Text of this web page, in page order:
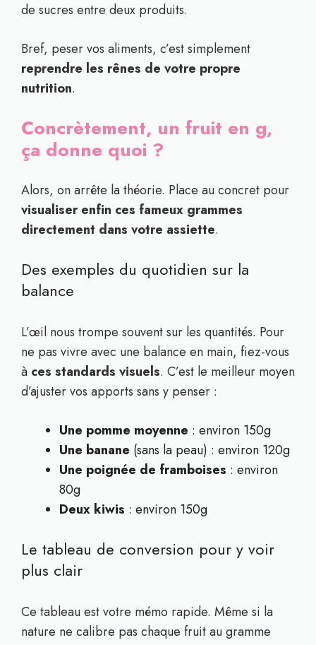
de sucres entre deux produits.
Bref, peser vos aliments, c’est simplement
reprendre les rênes de votre propre
nutrition.
Concrètement, un fruit en g,
ça donne quoi ?
Alors, on arrête la théorie. Place au concret pour
visualiser enfin ces fameux grammes
directement dans votre assiette.
Des exemples du quotidien sur la
balance
L’œil nous trompe souvent sur les quantités. Pour
ne pas vivre avec une balance en main, fiez-vous
à ces standards visuels. C’est le meilleur moyen
d’ajuster vos apports sans y penser :
Une pomme moyenne : environ 150g
Une banane (sans la peau) : environ 120g
Une poignée de framboises : environ
80g
Deux kiwis : environ 150g
Le tableau de conversion pour y voir
plus clair
Ce tableau est votre mémo rapide. Même si la
nature ne calibre pas chaque fruit au gramme